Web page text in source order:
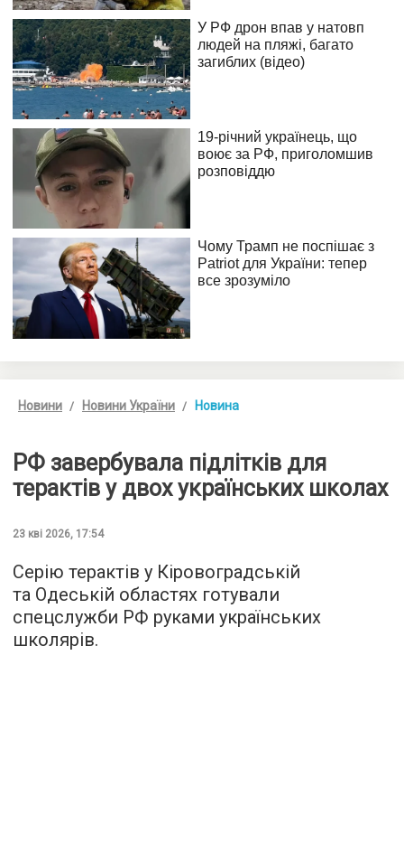
Новини Новини України Новина
РФ завербувала підлітків для
терактів у двох українських школах
23 кві 2026, 17:54
Серію терактів у Кіровоградській
та Одеській областях готували
спецслужби РФ руками українських
школярів.